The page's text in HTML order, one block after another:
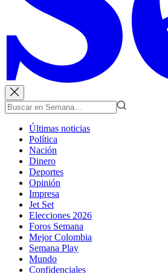
Últimas noticias
Política
Nación
Dinero
Deportes
Opinión
Impresa
Jet Set
Elecciones 2026
Foros Semana
Mejor Colombia
Semana Play
Mundo
Confidenciales